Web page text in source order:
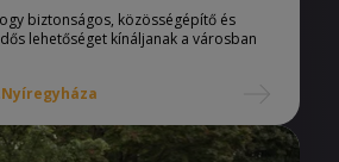
biztonságos, közösségépítő és
lehetőséget kínáljanak a városban
Nyíregyháza